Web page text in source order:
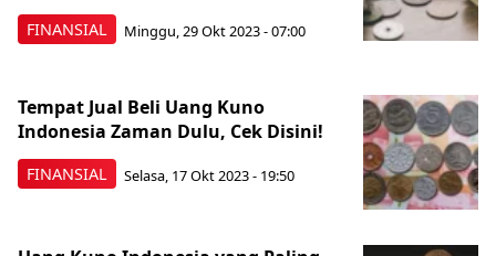
FINANSIAL Minggu, 29 Okt 2023 - 07:00
FINANSIAL
Tempat Jual Beli Uang Kuno
Indonesia Zaman Dulu, Cek Disini!
Selasa, 17 Okt 2023 - 19:50